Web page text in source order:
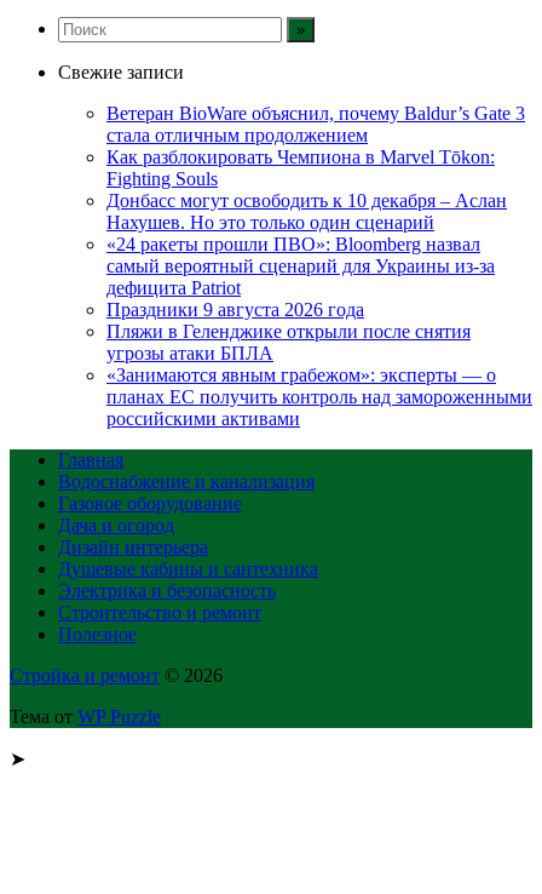
Свежие записи
Ветеран BioWare объяснил, почему Baldur’s Gate 3
стала отличным продолжением
Как разблокировать Чемпиона в Marvel Tōkon:
Fighting Souls
Донбасс могут освободить к 10 декабря – Аслан
Нахушев. Но это только один сценарий
«24 ракеты прошли ПВО»: Bloomberg назвал
самый вероятный сценарий для Украины из-за
дефицита Patriot
Праздники 9 августа 2026 года
Пляжи в Геленджике открыли после снятия
угрозы атаки БПЛА
«Занимаются явным грабежом»: эксперты — о
планах ЕС получить контроль над замороженными
российскими активами
Главная
Водоснабжение и канализация
Газовое оборудование
Дача и огород
Дизайн интерьера
Душевые кабины и сантехника
Электрика и безопасность
Строительство и ремонт
Полезное
Стройка и ремонт © 2026
Тема от WP Puzzle
➤